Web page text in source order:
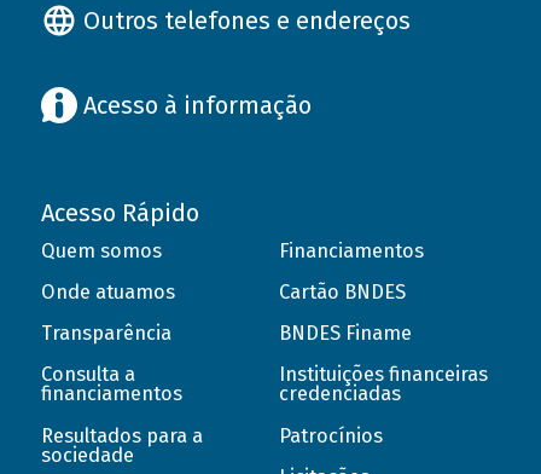
Outros telefones e endereços
Acesso à informação
Acesso Rápido
Quem somos
Onde atuamos
Transparência
Consulta a
financiamentos
Resultados para a
sociedade
Financiamentos
Cartão BNDES
BNDES Finame
Instituições financeiras
credenciadas
Patrocínios